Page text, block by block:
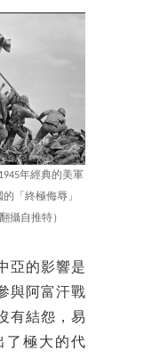
年經典的美軍
「終極侮辱」
攝自推特）
亞的影響是
與阿富汗戰
有結怨，易
了極大的代